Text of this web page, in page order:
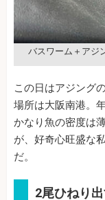
バスワーム＋アジ
この日はアジング
場所は大阪南港。
かなり魚の密度は
が、好奇心旺盛な
だ。
2尾ひねり出